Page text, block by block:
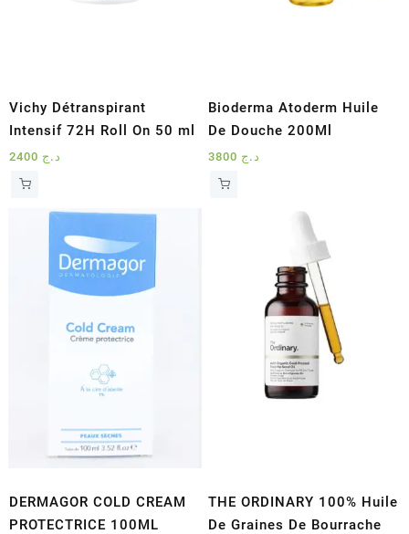
Vichy Détranspirant
Intensif 72H Roll On 50 ml
د.ج
Bioderma Atoderm Huile
De Douche 200Ml
د.ج
DERMAGOR COLD CREAM
PROTECTRICE 100ML
THE ORDINARY 100% Huile
De Graines De Bourrache